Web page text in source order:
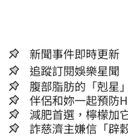
新聞事件即時更新
追蹤訂閱娛樂星聞
腹部脂肪的「剋星
囊，瘦出小蠻腰
伴侶和妳一起預防
減肥首選，檸檬加
人生
詐慈濟主嫌信「辟